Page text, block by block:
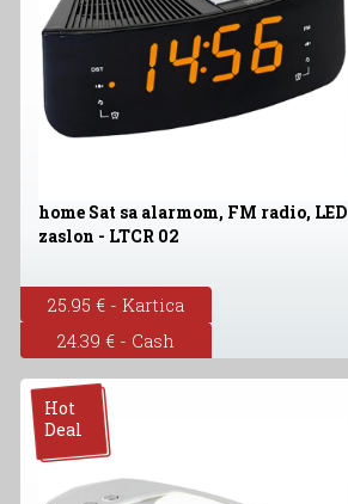
home Sat sa alarmom, FM radio, LED
zaslon - LTCR 02
25.95 € - Kartica
24.39 € - Cash
Hot
Deal